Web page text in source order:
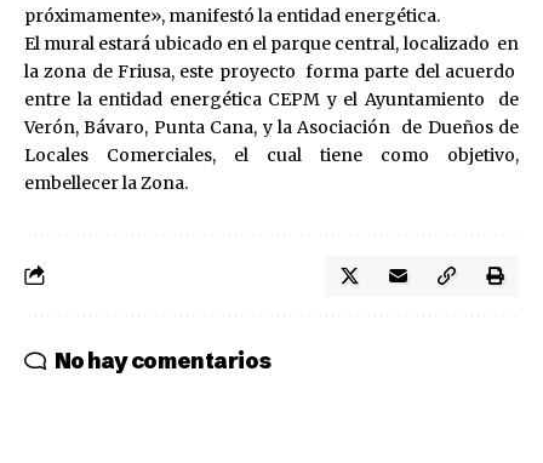
próximamente», manifestó la entidad energética.
El mural estará ubicado en el parque central, localizado en
la zona de Friusa, este proyecto forma parte del acuerdo
entre la entidad energética CEPM y el Ayuntamiento de
Verón, Bávaro, Punta Cana, y la Asociación de Dueños de
Locales Comerciales, el cual tiene como objetivo,
embellecer la Zona.
No hay comentarios